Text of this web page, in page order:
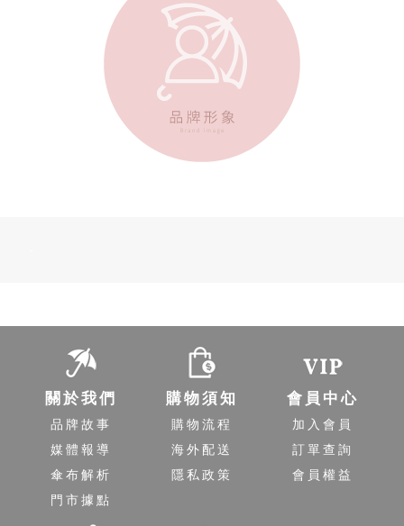
關於我們
品牌故事
媒體報導
傘布解析
門市據點
購物須知
購物流程
海外配送
隱私政策
會員中心
加入會員
訂單查詢
會員權益